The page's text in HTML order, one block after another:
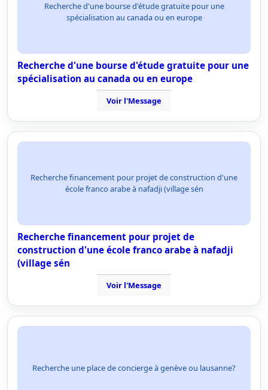
Recherche d'une bourse d'étude gratuite pour une
spécialisation au canada ou en europe
Recherche d'une bourse d'étude gratuite pour une
spécialisation au canada ou en europe
Voir l'Message
Recherche financement pour projet de construction d'une
école franco arabe à nafadji (village sén
Recherche financement pour projet de
construction d'une école franco arabe à nafadji
(village sén
Voir l'Message
Recherche une place de concierge à genève ou lausanne?